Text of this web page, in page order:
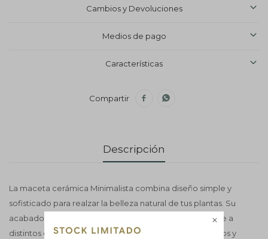

Cambios y Devoluciones
Medios de pago
Características
 
Descripción
La maceta cerámica Minimalista combina diseño simple y
sofisticado para realzar la belleza natural de tus plantas. Su
acabado limpio y contemporáneo se adapta fácilmente a
distintos estilos decorativos, desde ambientes modernos y